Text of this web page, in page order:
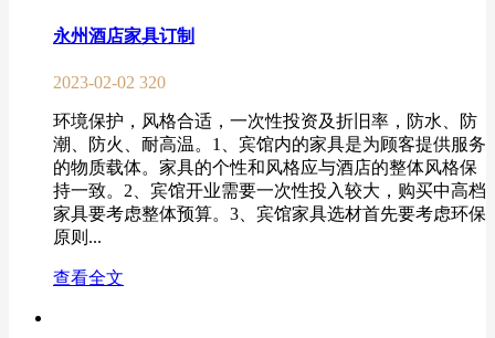
永州酒店家具订制
2023-02-02 320
环境保护，风格合适，一次性投资及折旧率，防水、防
潮、防火、耐高温。1、宾馆内的家具是为顾客提供服务
的物质载体。家具的个性和风格应与酒店的整体风格保
持一致。2、宾馆开业需要一次性投入较大，购买中高档
家具要考虑整体预算。3、宾馆家具选材首先要考虑环保
原则...
查看全文